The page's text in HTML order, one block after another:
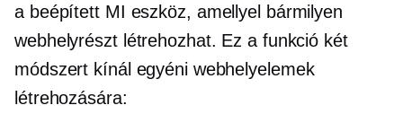
a beépítettMI eszköz, amellyel bármilyen
webhelyrészt létrehozhat. Ez a funkció két
módszert kínál egyéni webhelyelemek
létrehozására: